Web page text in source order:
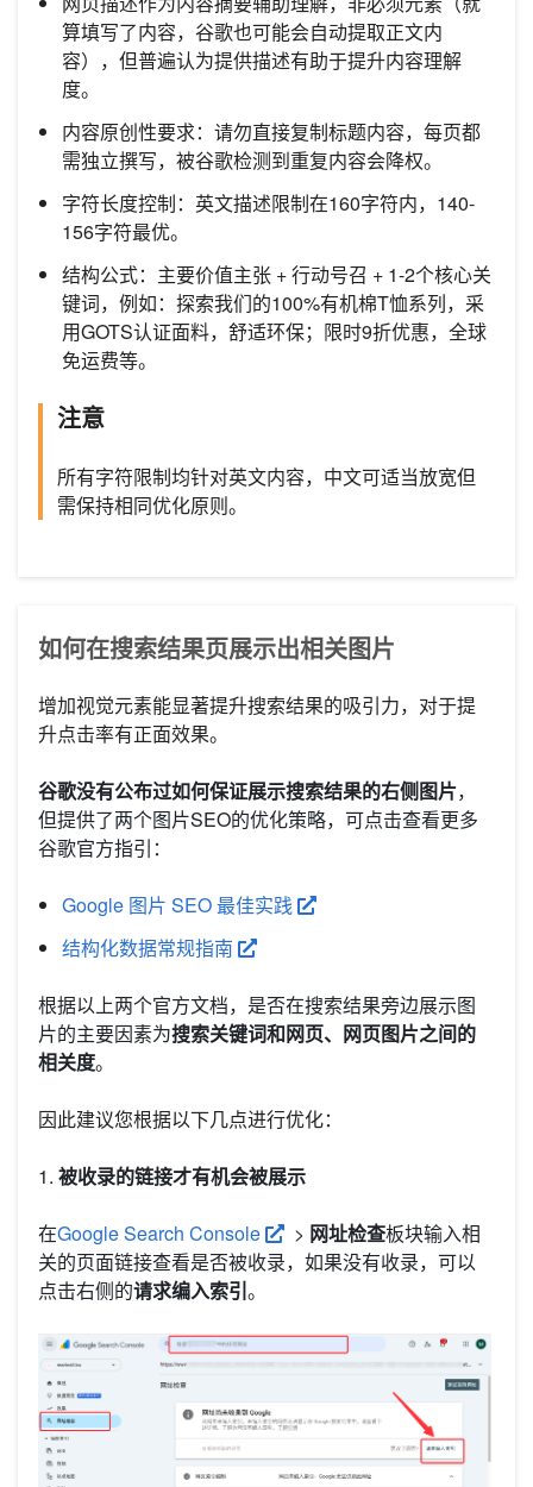
算填写了内容，谷歌也可能会自动提取正文内
容），但普遍认为提供描述有助于提升内容理解
度。
内容原创性要求：请勿直接复制标题内容，每页都
需独立撰写，被谷歌检测到重复内容会降权。
字符长度控制：英文描述限制在160字符内，140-
156字符最优。
结构公式：主要价值主张 + 行动号召 + 1-2个核心关
键词，例如：探索我们的100%有机棉T恤系列，采
用GOTS认证面料，舒适环保；限时9折优惠，全球
免运费等。
注意
所有字符限制均针对英文内容，中文可适当放宽但
需保持相同优化原则。
如何在搜索结果页展示出相关图片
增加视觉元素能显著提升搜索结果的吸引力，对于提
升点击率有正面效果。
谷歌没有公布过如何保证展示搜索结果的右侧图片，
但提供了两个图片SEO的优化策略，可点击查看更多
谷歌官方指引：
Google 图片 SEO 最佳实践
结构化数据常规指南
根据以上两个官方文档，是否在搜索结果旁边展示图
片的主要因素为搜索关键词和网页、网页图片之间的
相关度。
因此建议您根据以下几点进行优化：
1. 被收录的链接才有机会被展示
在Google Search Console > 网址检查板块输入相
关的页面链接查看是否被收录，如果没有收录，可以
点击右侧的请求编入索引。